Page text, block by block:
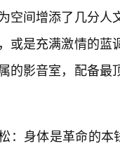
空间增添了几分
或是充满激情的
的影音室，配备
：身体是革命的本